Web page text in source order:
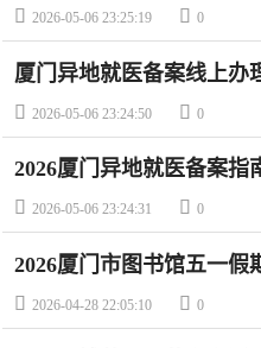
 2026-05-06 23:25:19  0
厦门异地就医备案线上办
 2026-05-06 23:24:50  0
2026厦门异地就医备案指
 2026-05-06 23:24:31  0
2026厦门市图书馆五一假
 2026-04-28 22:05:10  0